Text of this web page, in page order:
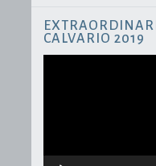
CALVARIO 2019